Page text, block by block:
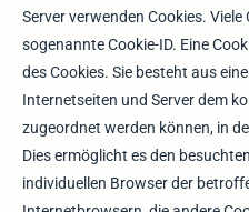
Server verwenden Cookies.
sogenannte Cookie-ID. Eine
des Cookies. Sie besteht aus
Internetseiten und Server dem
zugeordnet werden können, in
Dies ermöglicht es den
individuellen Browser der